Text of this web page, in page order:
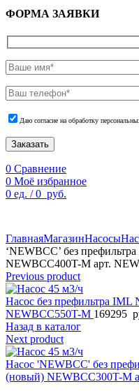
ФОРМА ЗАЯВКИ
Даю согласие на обработку
Заказать
0 Сравнение
0 Моё избранное
0 ед. / 0 руб.
ГлавнаяМагазинНасосы
‘NEWBCC’ без
NEWBCC400T-M арт.
Previous product
Насос без префильтра IML
NEWBCC550T-M 169295
Назад в каталог
Next product
Насос 'NEWBCC' без
(новый) NEWBCC300T-M